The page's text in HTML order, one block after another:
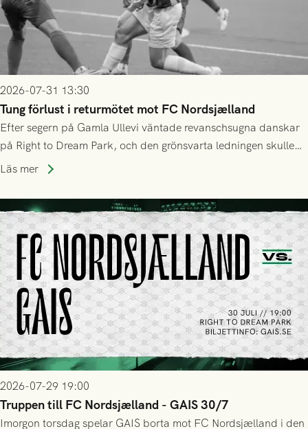
2026-07-31 13:30
Tung förlust i returmötet mot FC Nordsjælland
Efter segern på Gamla Ullevi väntade revanschsugna danskar
på Right to Dream Park, och den grönsvarta ledningen skulle
upphöra efter mindre än kvarten spelad. På lika mark visade
tennissiffror och det grönsvarta europaäventyret tog slut.
Läs mer
2026-07-29 19:00
Truppen till FC Nordsjælland - GAIS 30/7
Imorgon torsdag spelar GAIS borta mot FC Nordsjælland i den